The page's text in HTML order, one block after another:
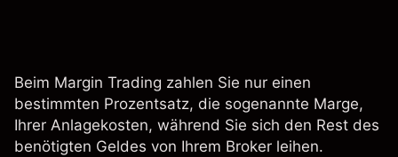
Beim Margin Trading zahlen Sie nur einen
bestimmten Prozentsatz, die sogenannte Marge,
Ihrer Anlagekosten, während Sie sich den Rest des
benötigten Geldes von Ihrem Broker leihen.